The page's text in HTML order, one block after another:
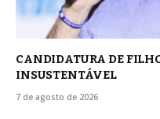
CANDIDATURA DE
INSUSTENTÁVEL
7 de agosto de 2026